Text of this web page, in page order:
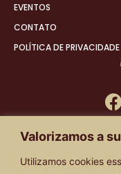
Valorizamos a
Utilizamos cookies
EVENTOS
CONTATO
POLÍTICA DE PRIVACIDADE